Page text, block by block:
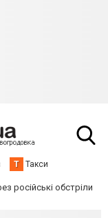
Т Такси
російські обстріли